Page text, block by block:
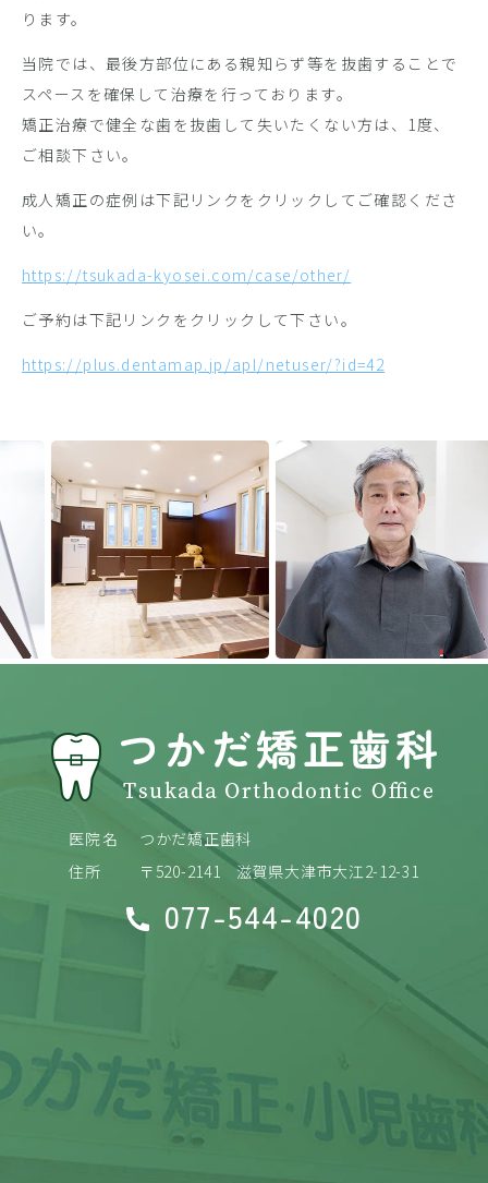
ります。
当院では、最後方部位にある親知らず等を抜歯することで
スペースを確保して治療を行っております。
矯正治療で健全な歯を抜歯して失いたくない方は、1度、
ご相談下さい。
成人矯正の症例は下記リンクをクリックしてご確認くださ
い。
https://tsukada-kyosei.com/case/other/
ご予約は下記リンクをクリックして下さい。
https://plus.dentamap.jp/apl/netuser/?id=42
Previous
医院名
つかだ矯正歯科
住所
〒520-2141滋賀県大津市大江2-12-31
077-544-4020